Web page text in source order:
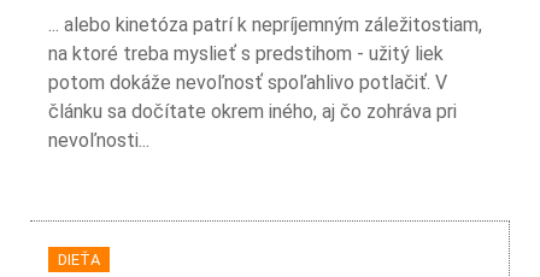
... alebo kinetóza patrí k nepríjemným záležitostiam,
na ktoré treba myslieť s predstihom - užitý liek
potom dokáže nevoľnosť spoľahlivo potlačiť. V
článku sa dočítate okrem iného, aj čo zohráva pri
nevoľnosti...
DIEŤA